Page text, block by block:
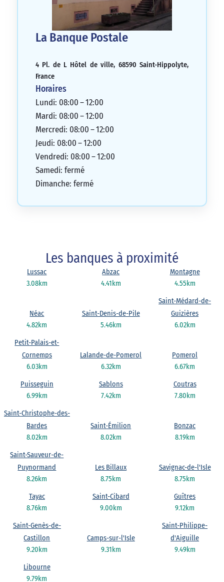
La Banque Postale
4 Pl. de L Hôtel de ville, 68590 Saint-Hippolyte,
France
Horaires
Lundi: 08:00 – 12:00
Mardi: 08:00 – 12:00
Mercredi: 08:00 – 12:00
Jeudi: 08:00 – 12:00
Vendredi: 08:00 – 12:00
Samedi: fermé
Dimanche: fermé
Les banques à proximité
3.08km
Lussac
4.41km
Abzac
4.55km
Montagne
4.82km
Néac
5.46km
Saint-Denis-de-Pile
6.02km
Saint-Médard-de-
Guizières
6.03km
Petit-Palais-et-
Cornemps
6.32km
Lalande-de-Pomerol
6.67km
Pomerol
6.99km
Puisseguin
7.42km
Sablons
7.80km
Coutras
8.02km
Saint-Christophe-des-
Bardes
8.02km
Saint-Émilion
8.19km
Bonzac
8.26km
Saint-Sauveur-de-
Puynormand
8.75km
Les Billaux
8.75km
Savignac-de-l'Isle
8.76km
Tayac
9.00km
Saint-Cibard
9.12km
Guîtres
9.20km
Saint-Genès-de-
Castillon
9.31km
Camps-sur-l'Isle
9.49km
Saint-Philippe-
d'Aiguille
9.79km
Libourne